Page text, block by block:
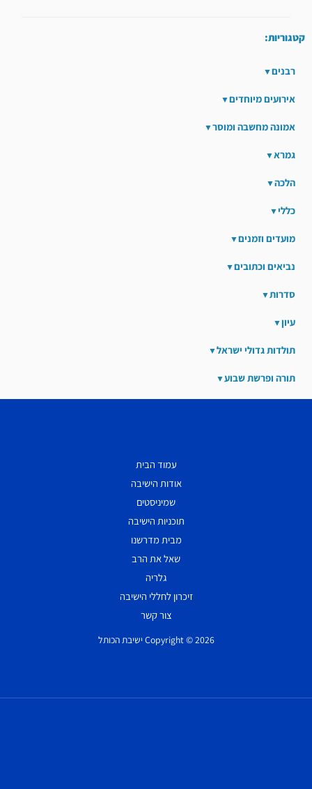
קטגוריות:
רבנים
אירועים מיוחדים
אמונה מחשבה ומוסר
גמרא
הלכה
כללי
מועדים וזמנים
נביאים וכתובים
סדרות
עיון
תולדות גדולי ישראל
תורה ופרשת שבוע
עמוד הבית
אודות הישיבה
שמיניסטים
תוכניות הישיבה
מבית מדרשנו
שאל את הרב
גלריה
זיכרון לחללי הישיבה
צור קשר
Copyright © 2026 ישיבת הכותל